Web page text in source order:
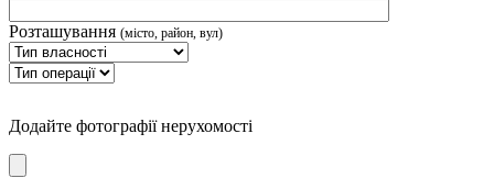
Розташування (місто, район, вул)
Додайте фотографії нерухомості